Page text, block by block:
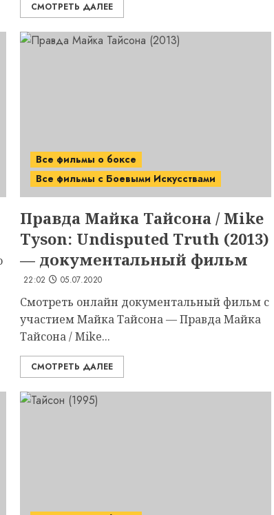
СМОТРЕТЬ ДАЛЕЕ
Все фильмы о боксе
Все фильмы с Боевыми Искусствами
Правда Майка Тайсона / Mike
Tyson: Undisputed Truth (2013)
— документальный фильм
22:02 05.07.2020
Смотреть онлайн документальный фильм с
участием Майка Тайсона — Правда Майка
Тайсона / Mike...
СМОТРЕТЬ ДАЛЕЕ